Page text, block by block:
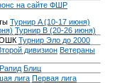
на сайте ФШР
Турнир A (10-17 июня)
Турнир B (20-26 июня)
ОШК Турнир Эло до 2000
дивизион Ветераны
Рапид Блиц
лига Первая лига